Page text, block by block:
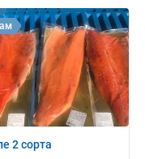
2 сорта